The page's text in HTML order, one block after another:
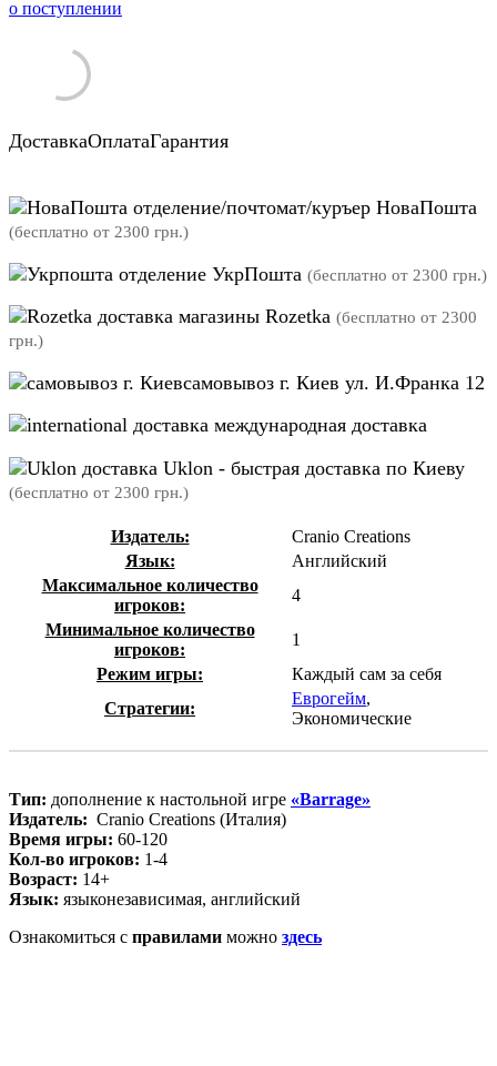
о поступлении
ДоставкаОплатаГарантия
отделение/почтомат/куръер НоваПошта
(бесплатно от 2300 грн.)
отделение УкрПошта (бесплатно от 2300 грн.)
магазины Rozetka (бесплатно от 2300
грн.)
самовывоз г. Киев ул. И.Франка 12
международная доставка
Uklon - быстрая доставка по Киеву
(бесплатно от 2300 грн.)
Издатель:
Cranio Creations
Язык:
Английский
Максимальное количество
игроков:
4
Минимальное количество
игроков:
1
Режим игры:
Каждый сам за себя
Стратегии:
Еврогейм,
Экономические
Тип: дополнение к настольной игре «Barrage»
Издатель: Cranio Creations (Италия)
Время игры: 60-120
Кол-во игроков: 1-4
Возраст: 14+
Язык: языконезависимая, английский
Ознакомиться с правилами можно здесь